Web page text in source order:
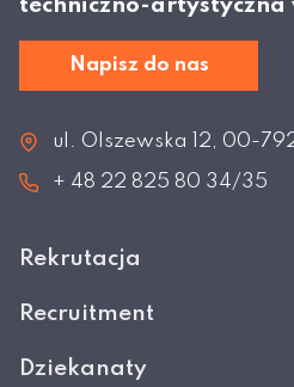
techniczno-artystyczna
Napisz do nas
ul. Olszewska 12, 00-
+ 48 22 825 80 34/35
Rekrutacja
Recruitment
Dziekanaty